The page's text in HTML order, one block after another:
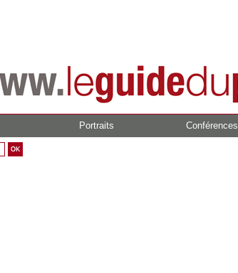
Portraits Conférences